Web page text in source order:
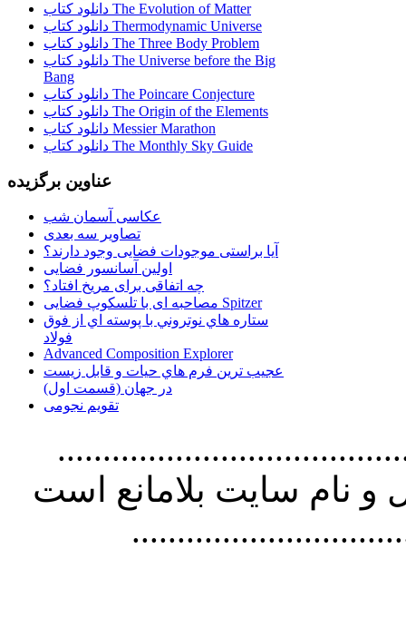
دانلود کتاب The Evolution of Matter
دانلود کتاب Thermodynamic Universe
دانلود کتاب The Three Body Problem
دانلود کتاب The Universe before the Big
Bang
دانلود کتاب The Poincare Conjecture
دانلود کتاب The Origin of the Elements
دانلود کتاب Messier Marathon
دانلود کتاب The Monthly Sky Guide
عناوین برگزیده
عکاسی آسمان شب
تصاویر سه بعدی
آیا براستی موجودات فضایی وجود دارند؟
اولین آسانسور فضایی
چه اتفاقی برای مریخ افتاد؟
مصاحبه ای با تلسکوپ فضایی Spitzer
ستاره هاي نوتروني با پوسته اي از فوق
فولاد
Advanced Composition Explorer
عجیب ترین فرم هاي حيات و قابل زيست
در جهان (قسمت اول)
تقویم نجومی
استفاده از
نام سايت بلامانع است